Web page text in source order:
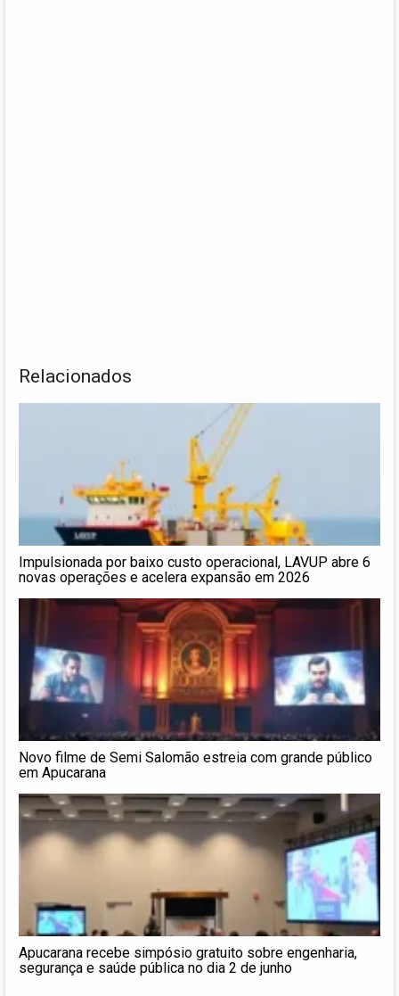
Relacionados
Impulsionada por baixo custo operacional, LAVUP abre 6
novas operações e acelera expansão em 2026
Novo filme de Semi Salomão estreia com grande público
em Apucarana
Apucarana recebe simpósio gratuito sobre engenharia,
segurança e saúde pública no dia 2 de junho